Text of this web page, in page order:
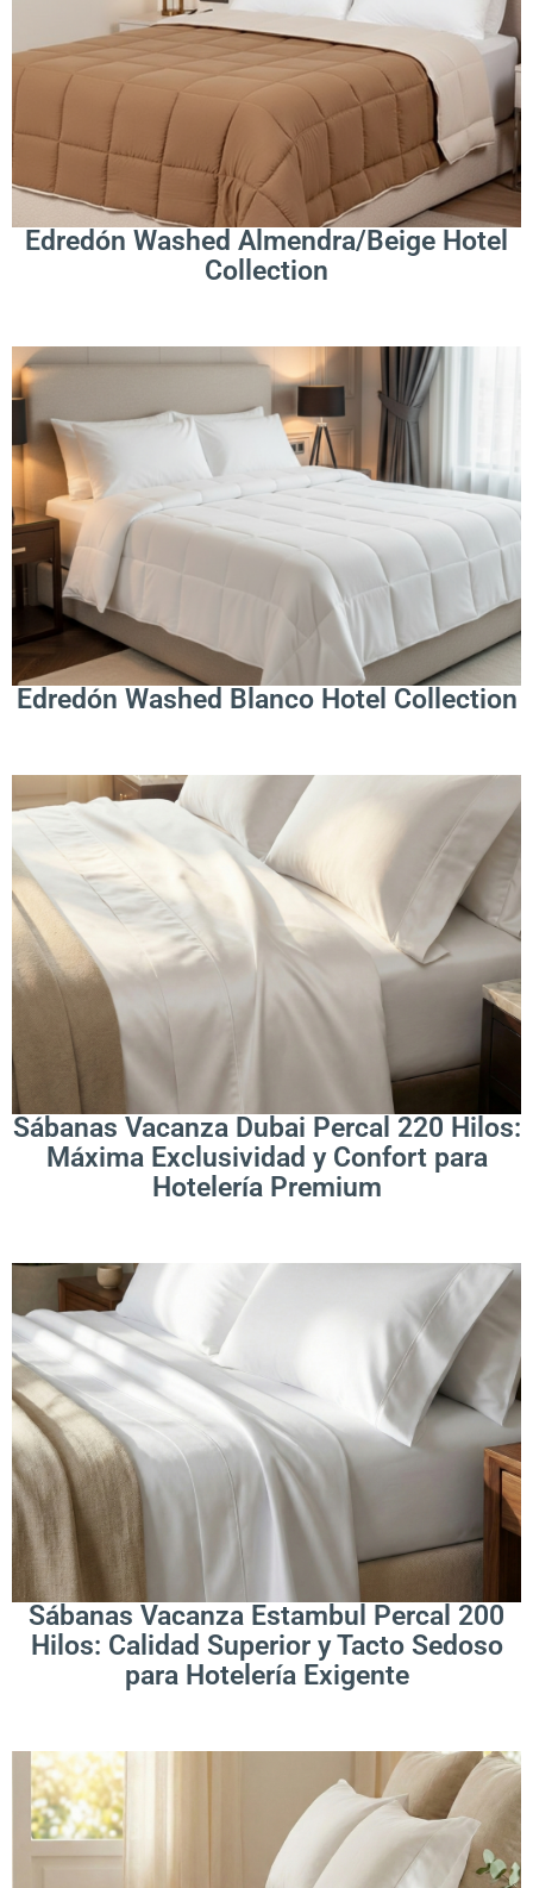
.
Leer Más
Edredón Washed Almendra/Beige Hotel
Collection
Leer Más
Edredón Washed Blanco Hotel Collection
Leer Más
Sábanas Vacanza Dubai Percal 220 Hilos:
Máxima Exclusividad y Confort para
Hotelería Premium
Leer Más
Sábanas Vacanza Estambul Percal 200
Hilos: Calidad Superior y Tacto Sedoso
para Hotelería Exigente